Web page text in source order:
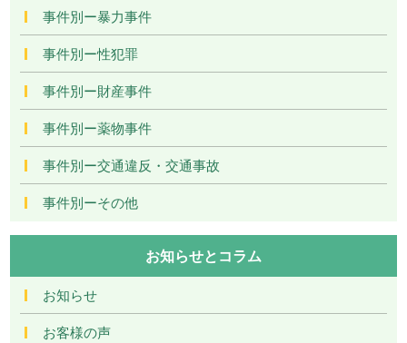
事件別ー暴力事件
事件別ー性犯罪
事件別ー財産事件
事件別ー薬物事件
事件別ー交通違反・交通事故
事件別ーその他
お知らせとコラム
お知らせ
お客様の声